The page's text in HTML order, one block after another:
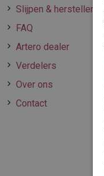
Slijpen & herstellen
FAQ
Artero dealer
Verdelers
Over ons
Contact